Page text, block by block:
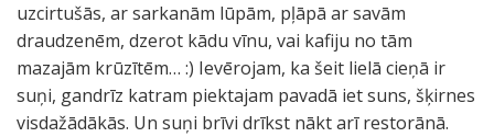
uzcirtušās, ar sarkanām lūpām, pļāpā ar savām
draudzenēm, dzerot kādu vīnu, vai kafiju no tām
mazajām krūzītēm… :) Ievērojam, ka šeit lielā cieņā ir
suņi, gandrīz katram piektajam pavadā iet suns, šķirnes
visdažādākās. Un suņi brīvi drīkst nākt arī restorānā.